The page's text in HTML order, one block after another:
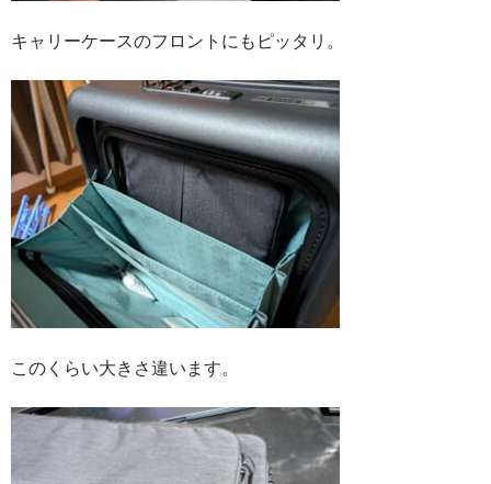
キャリーケースのフロントにもピッタリ。
このくらい大きさ違います。